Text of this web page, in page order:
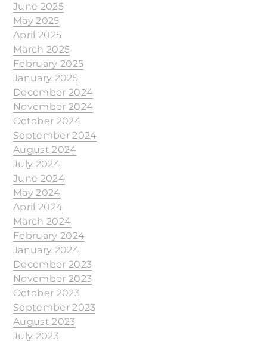
June 2025
May 2025
April 2025
March 2025
February 2025
January 2025
December 2024
November 2024
October 2024
September 2024
August 2024
July 2024
June 2024
May 2024
April 2024
March 2024
February 2024
January 2024
December 2023
November 2023
October 2023
September 2023
August 2023
July 2023